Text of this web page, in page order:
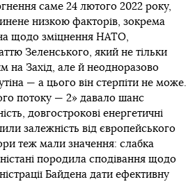
саме 24 лютого 2022 року,
низкою факторів, зокрема
щодо зміцнення НАТО,
Зеленського, який не тільки
на Захід, але й неодноразово
— а цього він стерпіти не може.
потоку — 2» давало шанс
довгострокові енергетичні
залежність від європейського
теж мали значення: слабка
породила сподівання щодо
Байдена дати ефективну